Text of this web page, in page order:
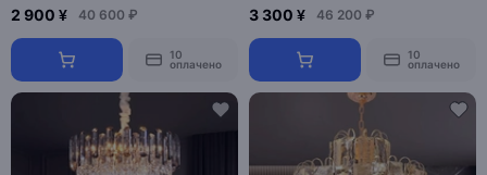
2 900 ¥ 40 600 ₽
10
оплачено
3 300 ¥ 46 200 ₽
10
оплачено